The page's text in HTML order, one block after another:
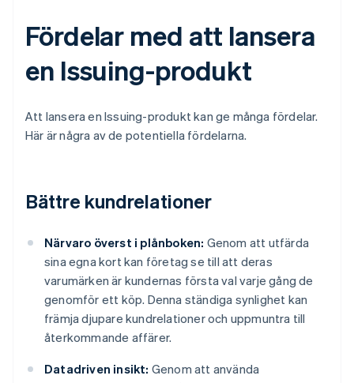
Fördelar med att lansera
en Issuing-produkt
Att lansera en Issuing-produkt kan ge många fördelar.
Här är några av de potentiella fördelarna.
Bättre kundrelationer
Närvaro överst i plånboken: Genom att utfärda
sina egna kort kan företag se till att deras
varumärken är kundernas första val varje gång de
genomför ett köp. Denna ständiga synlighet kan
främja djupare kundrelationer och uppmuntra till
återkommande affärer.
Datadriven insikt: Genom att använda